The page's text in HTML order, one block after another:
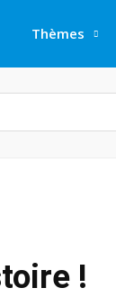
Thèmes
!